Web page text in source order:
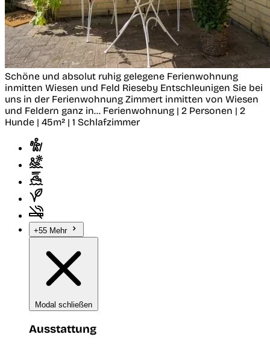
Schöne und absolut ruhig gelegene Ferienwohnung
inmitten Wiesen und Feld Rieseby Entschleunigen Sie bei
uns in der Ferienwohnung Zimmert inmitten von Wiesen
und Feldern ganz in... Ferienwohnung | 2 Personen | 2
Hunde | 45m² | 1 Schlafzimmer
+55 Mehr
Modal schließen
Ausstattung